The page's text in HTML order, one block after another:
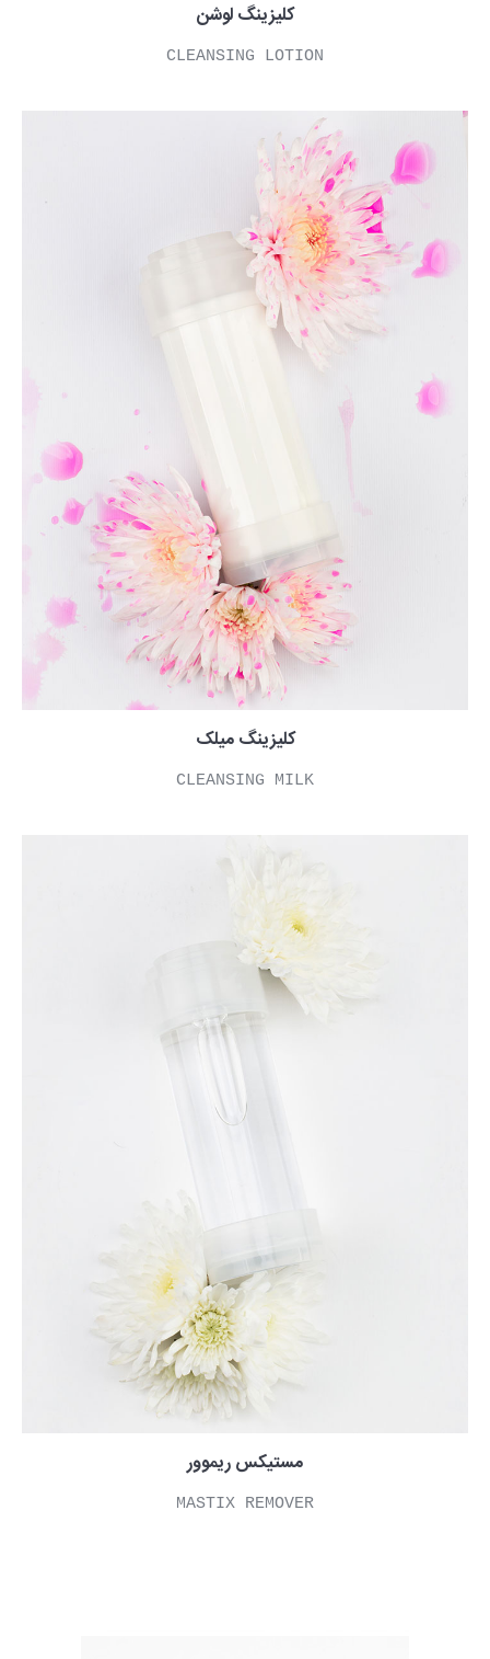
کلیزینگ لوشن
CLEANSING LOTION
کلیزینگ میلک
CLEANSING MILK
مستیکس ریموور
MASTIX REMOVER